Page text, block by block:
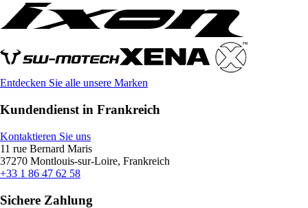
Entdecken Sie alle unsere Marken
Kundendienst in Frankreich
Kontaktieren Sie uns
11 rue Bernard Maris
37270 Montlouis-sur-Loire, Frankreich
+33 1 86 47 62 58
Sichere Zahlung